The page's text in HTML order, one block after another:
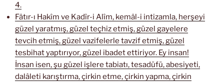
4.
Fâtır-ı Hakîm ve Kadîr-i Alîm, kemâl-i intizamla, herşeyi
güzel yaratmış, güzel teçhiz etmiş, güzel gayelere
tevcih etmiş, güzel vazifelerle tavzif etmiş, güzel
tesbihat yaptırıyor, güzel ibadet ettiriyor. Ey insan!
İnsan isen, şu güzel işlere tabiatı, tesadüfü, abesiyeti,
dalâleti karıştırma, çirkin etme, çirkin yapma, çirkin